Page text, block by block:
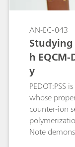
AN-EC-043
Studying
h
y
PEDOT:PSS
whose
counter-ion
Note